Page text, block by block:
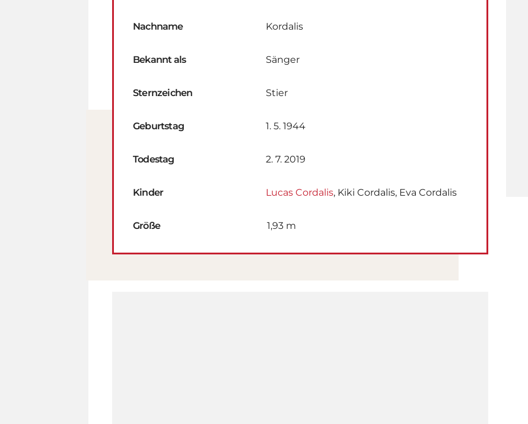
Nachname Kordalis
Bekannt als Sänger
Sternzeichen Stier
Geburtstag 1. 5. 1944
Todestag 2. 7. 2019
Kinder Lucas Cordalis, Kiki Cordalis, Eva Cordalis
Größe 1,93 m